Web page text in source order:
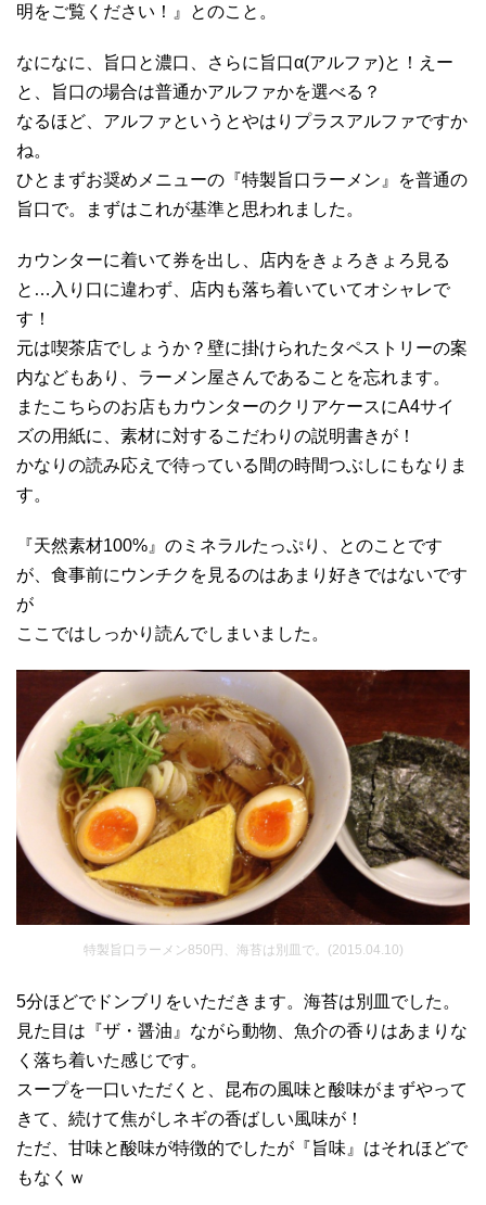
明をご覧ください！』とのこと。
なになに、旨口と濃口、さらに旨口α(アルファ)と！えー
と、旨口の場合は普通かアルファかを選べる？
なるほど、アルファというとやはりプラスアルファですか
ね。
ひとまずお奨めメニューの『特製旨口ラーメン』を普通の
旨口で。まずはこれが基準と思われました。
カウンターに着いて券を出し、店内をきょろきょろ見る
と…入り口に違わず、店内も落ち着いていてオシャレで
す！
元は喫茶店でしょうか？壁に掛けられたタペストリーの案
内などもあり、ラーメン屋さんであることを忘れます。
またこちらのお店もカウンターのクリアケースにA4サイ
ズの用紙に、素材に対するこだわりの説明書きが！
かなりの読み応えで待っている間の時間つぶしにもなりま
す。
『天然素材100%』のミネラルたっぷり、とのことです
が、食事前にウンチクを見るのはあまり好きではないです
が
ここではしっかり読んでしまいました。
特製旨口ラーメン850円、海苔は別皿で。(2015.04.10)
5分ほどでドンブリをいただきます。海苔は別皿でした。
見た目は『ザ・醤油』ながら動物、魚介の香りはあまりな
く落ち着いた感じです。
スープを一口いただくと、昆布の風味と酸味がまずやって
きて、続けて焦がしネギの香ばしい風味が！
ただ、甘味と酸味が特徴的でしたが『旨味』はそれほどで
もなくｗ